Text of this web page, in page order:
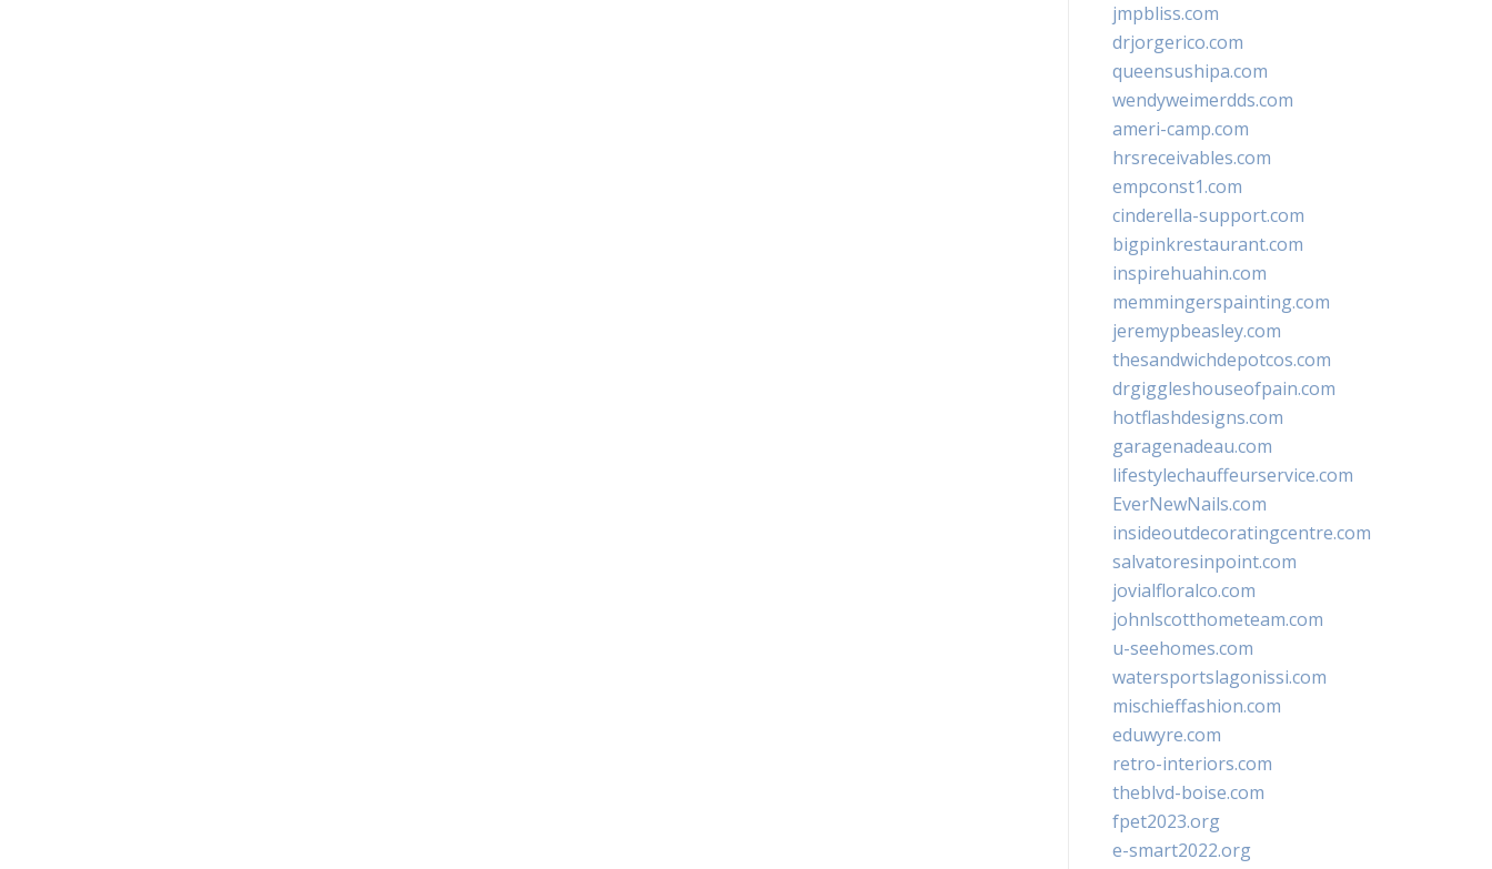
jmpbliss.com
drjorgerico.com
queensushipa.com
wendyweimerdds.com
ameri-camp.com
hrsreceivables.com
empconst1.com
cinderella-support.com
bigpinkrestaurant.com
inspirehuahin.com
memmingerspainting.com
jeremypbeasley.com
thesandwichdepotcos.com
drgiggleshouseofpain.com
hotflashdesigns.com
garagenadeau.com
lifestylechauffeurservice.com
EverNewNails.com
insideoutdecoratingcentre.com
salvatoresinpoint.com
jovialfloralco.com
johnlscotthometeam.com
u-seehomes.com
watersportslagonissi.com
mischieffashion.com
eduwyre.com
retro-interiors.com
theblvd-boise.com
fpet2023.org
e-smart2022.org